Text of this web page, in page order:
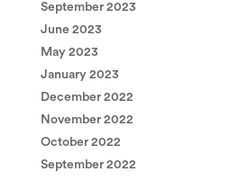
September 2023
June 2023
May 2023
January 2023
December 2022
November 2022
October 2022
September 2022